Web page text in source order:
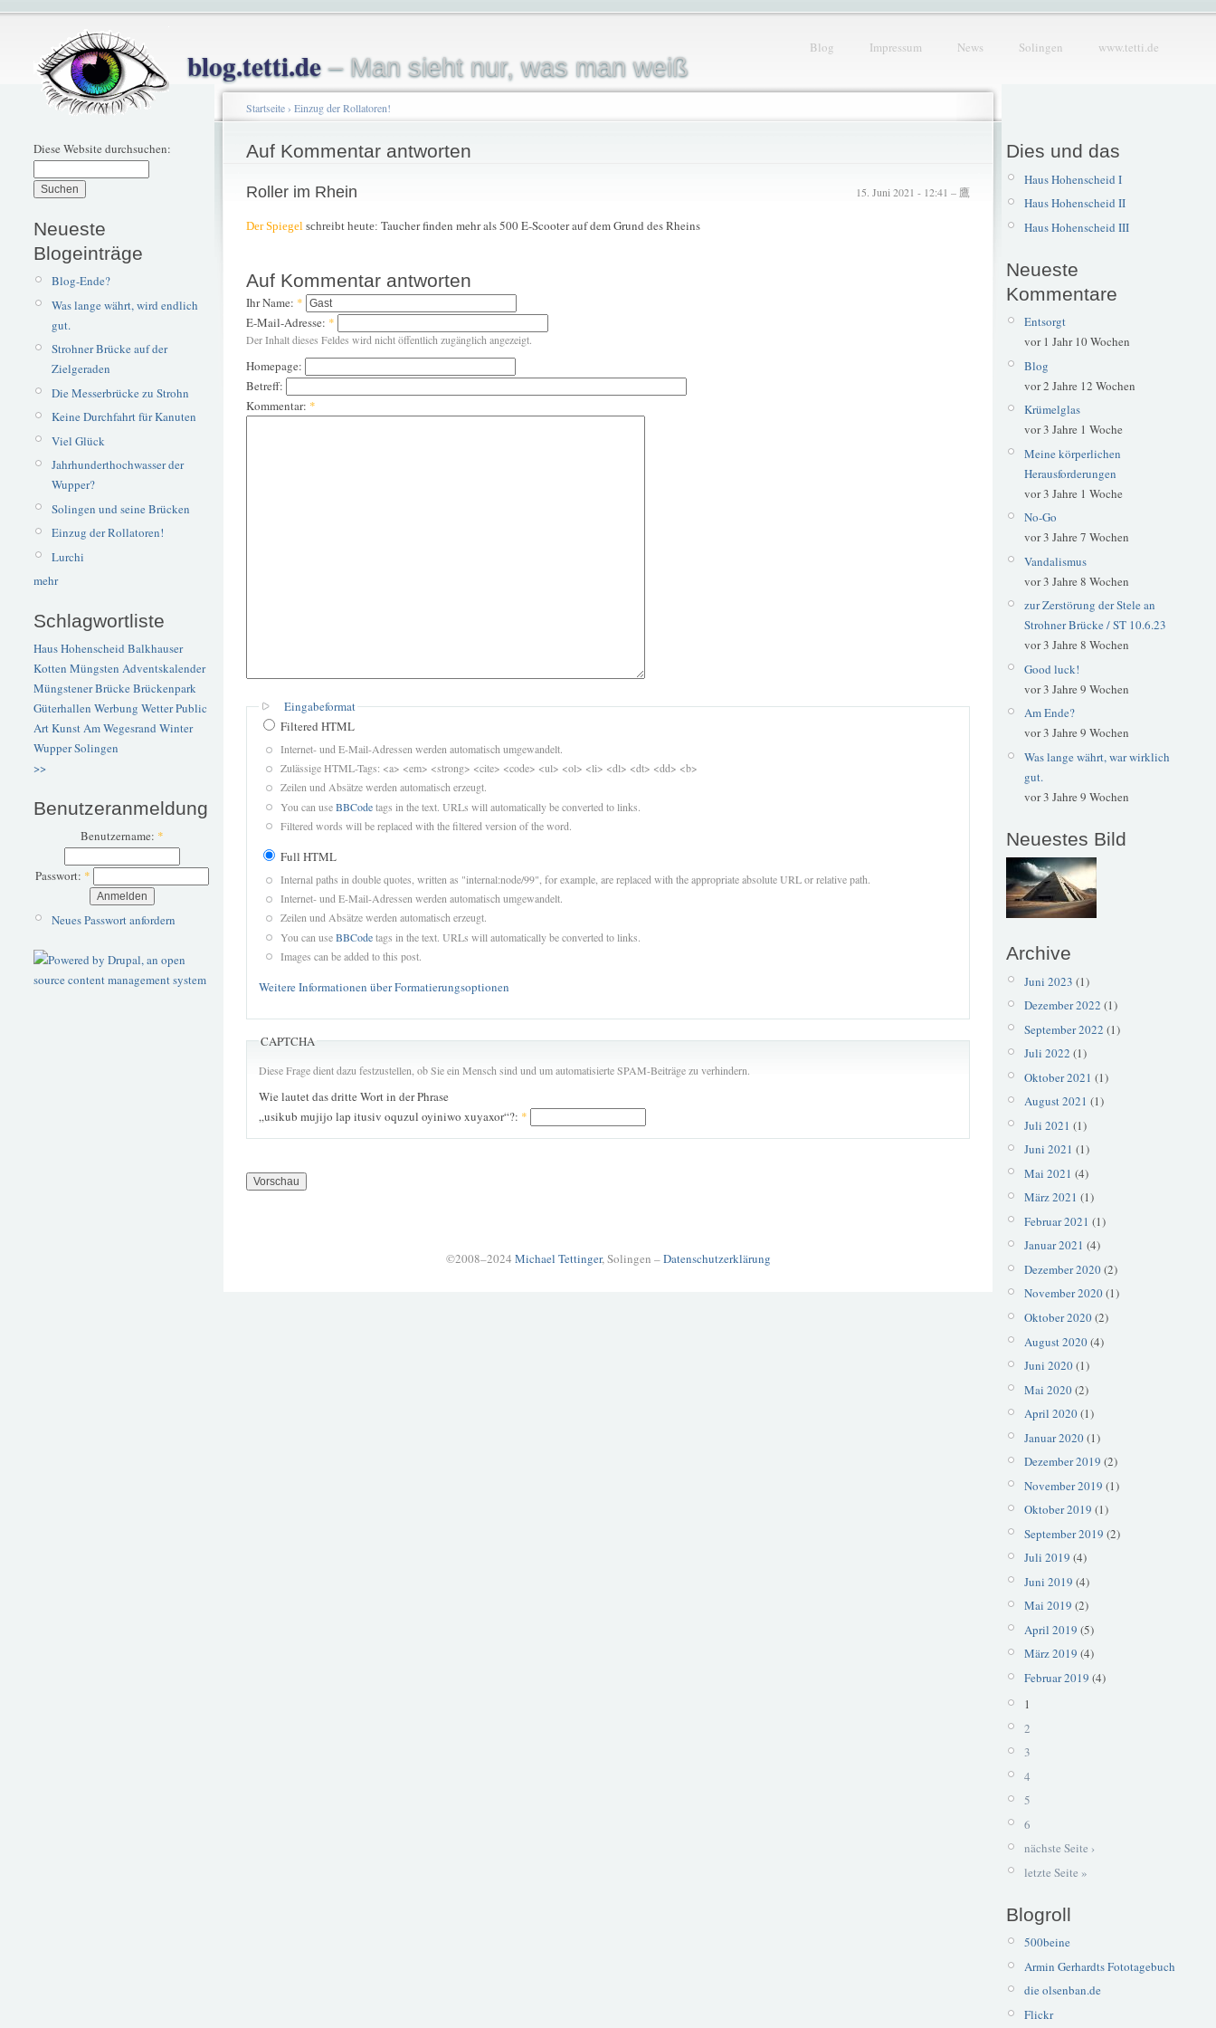
blog.tetti.de– Man sieht nur, was man weiß
Blog Impressum News Solingen www.tetti.de
Diese Website durchsuchen:
Neueste
Blogeinträge
Blog-Ende?
Was lange währt, wird endlich
gut.
Strohner Brücke auf der
Zielgeraden
Die Messerbrücke zu Strohn
Keine Durchfahrt für Kanuten
Viel Glück
Jahrhunderthochwasser der
Wupper?
Solingen und seine Brücken
Einzug der Rollatoren!
Lurchi
mehr
Schlagwortliste
Haus Hohenscheid Balkhauser
Kotten Müngsten Adventskalender
Müngstener BrückeBrückenpark
Güterhallen Werbung WetterPublic
ArtKunstAm Wegesrand Winter
WupperSolingen
>>
Benutzeranmeldung
Benutzername: *
Passwort: *
Neues Passwort anfordern
Startseite› Einzug der Rollatoren!
Auf Kommentar antworten
15. Juni 2021 - 12:41 – 鷹
Roller im Rhein
Der Spiegel schreibt heute: Taucher finden mehr als 500 E-Scooter auf dem Grund des Rheins
Auf Kommentar antworten
Ihr Name: *
E-Mail-Adresse: *
Der Inhalt dieses Feldes wird nicht öffentlich zugänglich angezeigt.
Homepage:
Betreff:
Kommentar: *
Eingabeformat
Filtered HTML
Internet- und E-Mail-Adressen werden automatisch umgewandelt.
Zulässige HTML-Tags: <a> <em> <strong> <cite> <code> <ul> <ol> <li> <dl> <dt> <dd> <b>
Zeilen und Absätze werden automatisch erzeugt.
You can useBBCodetags in the text. URLs will automatically be converted to links.
Filtered words will be replaced with the filtered version of the word.
Full HTML
Internal paths in double quotes, written as "internal:node/99", for example, are replaced with the appropriate absolute URL or relative path.
Internet- und E-Mail-Adressen werden automatisch umgewandelt.
Zeilen und Absätze werden automatisch erzeugt.
You can useBBCodetags in the text. URLs will automatically be converted to links.
Images can be added to this post.
Weitere Informationen über Formatierungsoptionen
CAPTCHA
Diese Frage dient dazu festzustellen, ob Sie ein Mensch sind und um automatisierte SPAM-Beiträge zu verhindern.
Wie lautet das dritte Wort in der Phrase
„usikub mujijo lap itusiv oquzul oyiniwo xuyaxor“?: *
©2008–2024 Michael Tettinger, Solingen –Datenschutzerklärung
Dies und das
Haus Hohenscheid I
Haus Hohenscheid II
Haus Hohenscheid III
Neueste
Kommentare
Entsorgt
vor 1 Jahr 10 Wochen
Blog
vor 2 Jahre 12 Wochen
Krümelglas
vor 3 Jahre 1 Woche
Meine körperlichen
Herausforderungen
vor 3 Jahre 1 Woche
No-Go
vor 3 Jahre 7 Wochen
Vandalismus
vor 3 Jahre 8 Wochen
zur Zerstörung der Stele an
Strohner Brücke / ST 10.6.23
vor 3 Jahre 8 Wochen
Good luck!
vor 3 Jahre 9 Wochen
Am Ende?
vor 3 Jahre 9 Wochen
Was lange währt, war wirklich
gut.
vor 3 Jahre 9 Wochen
Neuestes Bild
Archive
Juni 2023 (1)
Dezember 2022 (1)
September 2022 (1)
Juli 2022 (1)
Oktober 2021 (1)
August 2021 (1)
Juli 2021 (1)
Juni 2021 (1)
Mai 2021 (4)
März 2021 (1)
Februar 2021 (1)
Januar 2021 (4)
Dezember 2020(2)
November 2020(1)
Oktober 2020(2)
August 2020(4)
Juni 2020(1)
Mai 2020(2)
April 2020(1)
Januar 2020(1)
Dezember 2019 (2)
November 2019 (1)
Oktober 2019 (1)
September 2019 (2)
Juli 2019 (4)
Juni 2019 (4)
Mai 2019 (2)
April 2019 (5)
März 2019 (4)
Februar 2019 (4)
1
2
3
4
5
6
nächste Seite ›
letzte Seite »
Blogroll
500beine
Armin Gerhardts Fototagebuch
die olsenban.de
Flickr